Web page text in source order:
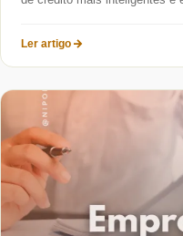
Ler artigo